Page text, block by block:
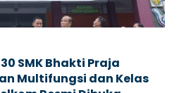
SMK Bhakti Praja
Multifungsi dan Kelas